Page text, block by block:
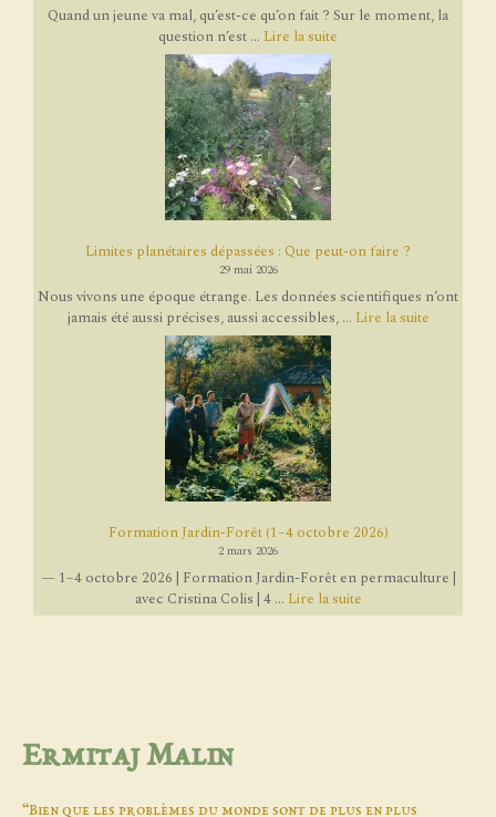
Quand un jeune va mal, qu’est-ce qu’on fait ? Sur le moment, la
question n’est ... Lire la suite
Limites planétaires dépassées : Que peut-on faire ?
29 mai 2026
Nous vivons une époque étrange. Les données scientifiques n’ont
jamais été aussi précises, aussi accessibles, ... Lire la suite
Formation Jardin-Forêt (1–4 octobre 2026)
2 mars 2026
— 1–4 octobre 2026 | Formation Jardin-Forêt en permaculture |
avec Cristina Colis | 4 ... Lire la suite
Ermitaj Malin
“Bien que les problèmes du monde sont de plus en plus